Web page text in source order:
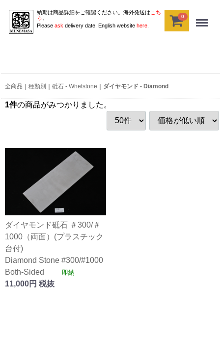
納期は商品詳細をご確認ください。海外発送は こち
ら 。
Please ask delivery date. English website here
0 Menu
全商品 種類別 砥石 - Whetstone ダイヤモンド - Diamond
1件の商品がみつかりました。
ダイヤモンド砥石 ＃300/＃
1000（両面）(プラスチック
台付)
Diamond Stone #300/#1000
Both-Sided
即納
11,000円 税抜